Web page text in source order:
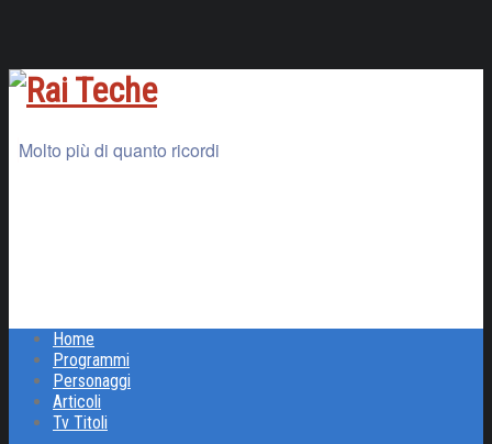
Molto più di quanto ricordi
Home
Programmi
Personaggi
Articoli
Tv Titoli